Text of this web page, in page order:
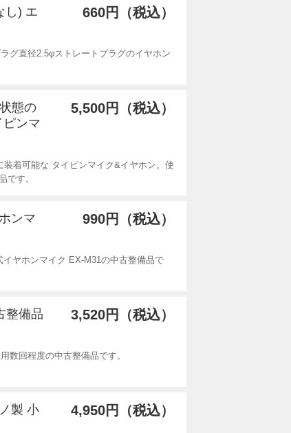
し) エ
660円（税込）
グ直径2.5φストレートプラグのイヤホン
態の
ピンマ
5,500円（税込）
着可能な タイピンマイク&イヤホン。使
です。
ンマ
990円（税込）
ヤホンマイク EX-M31の中古整備品で
整備品
3,520円（税込）
数回程度の中古整備品です。
製 小
4,950円（税込）